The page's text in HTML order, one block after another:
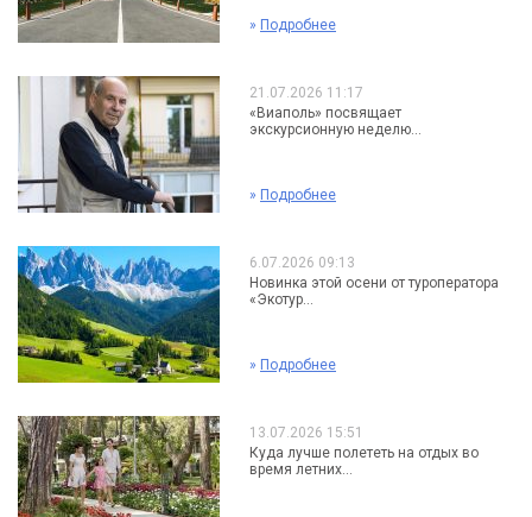
» Подробнее
21.07.2026 11:17
«Виаполь» посвящает
экскурсионную неделю...
» Подробнее
6.07.2026 09:13
Новинка этой осени от туроператора
«Экотур...
» Подробнее
13.07.2026 15:51
Куда лучше полететь на отдых во
время летних...